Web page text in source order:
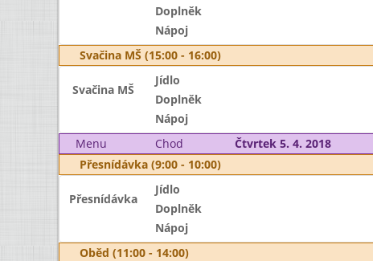
Doplněk
Nápoj
Svačina MŠ (15:00 - 16:00)
Svačina MŠ
Jídlo
Doplněk
Nápoj
Menu
Chod Čtvrtek 5. 4. 2018
Přesnídávka (9:00 - 10:00)
Přesnídávka
Jídlo
Doplněk
Nápoj
Oběd (11:00 - 14:00)